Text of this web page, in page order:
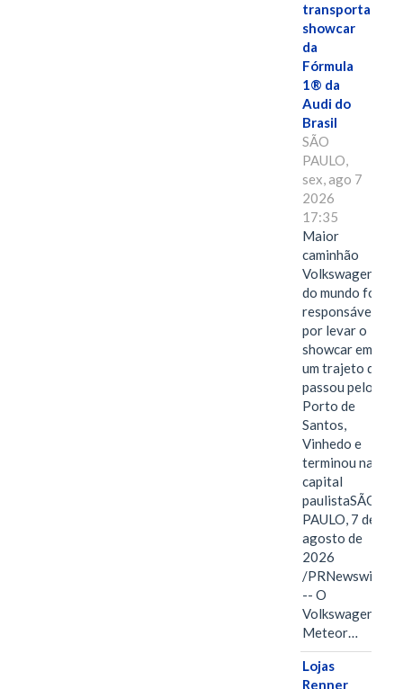
transporta
showcar
da
Fórmula
1® da
Audi do
Brasil
SÃO
PAULO,
sex, ago 7
2026
17:35
Maior
caminhão
Volkswagen
do mundo foi
responsável
por levar o
showcar em
um trajeto que
passou pelo
Porto de
Santos,
Vinhedo e
terminou na
capital
paulistaSÃO
PAULO, 7 de
agosto de
2026
/PRNewswire/
-- O
Volkswagen
Meteor…
Lojas
Renner